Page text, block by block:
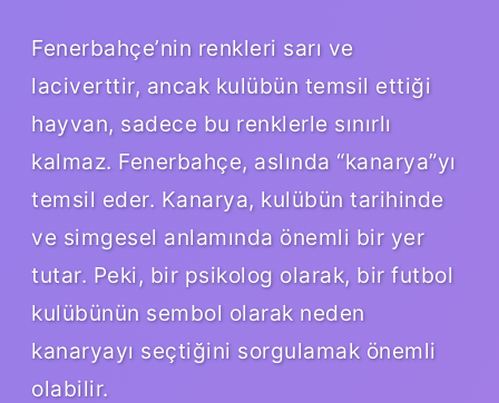
Fenerbahçe’nin renkleri sarı ve
laciverttir, ancak kulübün temsil ettiği
hayvan, sadece bu renklerle sınırlı
kalmaz. Fenerbahçe, aslında “kanarya”yı
temsil eder. Kanarya, kulübün tarihinde
ve simgesel anlamında önemli bir yer
tutar. Peki, bir psikolog olarak, bir futbol
kulübünün sembol olarak neden
kanaryayı seçtiğini sorgulamak önemli
olabilir.